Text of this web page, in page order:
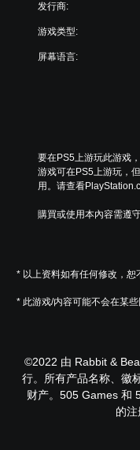
发行商:
游戏类型:
屏幕语言:
要在PS5上游玩此游戏
游戏可在PS5上游玩，
用。请查看
購買或使用本內容需遵
* 以上资料如有任何修改，恕
* 此游戏/内容可能不会在某
©2022 由 Rabbit &
行。所有产品名称、徽
财产。505 Games 和
的注